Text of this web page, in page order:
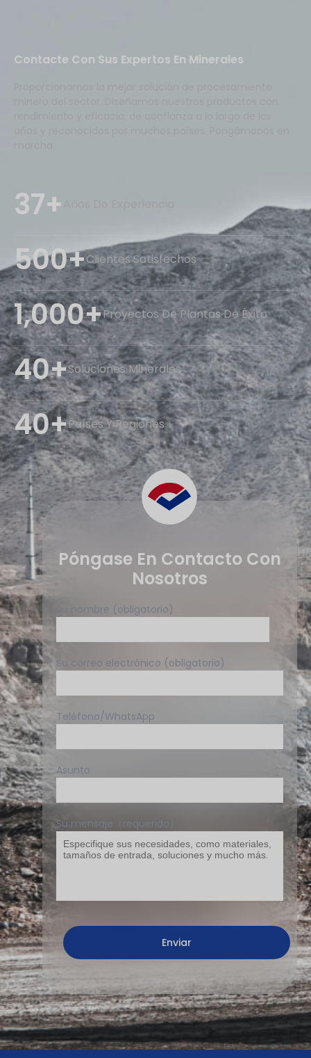
Contacte Con Sus Expertos En Minerales
37+
500+Clientes Satisfechos
1,000+Proyectos De Plantas De Éxito
40+Soluciones Minerales
40+Países Y Regiones
Póngase En Contacto Con
Nosotros
Su nombre (obligatorio)
Su correo electrónico (obligatorio)
Teléfono/WhatsApp
Asunto
Su mensaje（requerido）